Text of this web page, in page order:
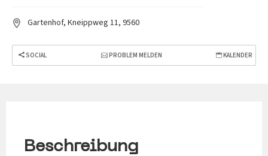
Gartenhof, Kneippweg 11, 9560
SOCIAL PROBLEM MELDEN KALENDER
Beschreibung